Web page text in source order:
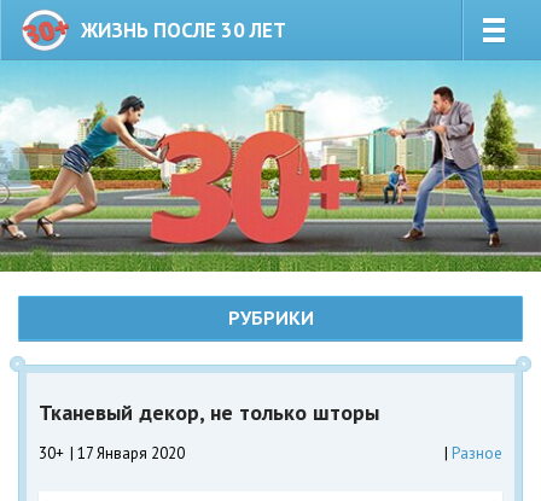
ЖИЗНЬ ПОСЛЕ 30 ЛЕТ
РУБРИКИ
Тканевый декор, не только шторы
30+ 17 Января 2020 Разное